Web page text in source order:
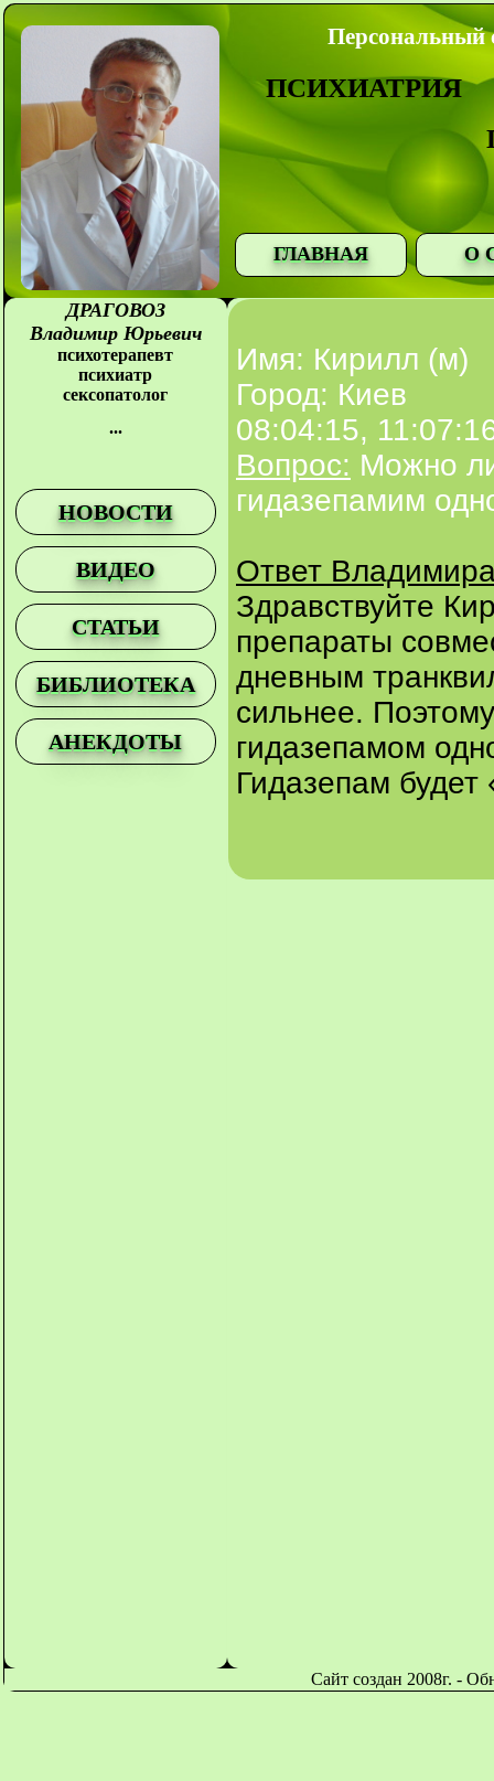
Персональный
ПСИХИАТРИЯ
ГЛАВНАЯ О
ДРАГОВОЗ
Владимир Юрьевич
психотерапевт
психиатр
сексопатолог
...
НОВОСТИ
ВИДЕО
СТАТЬИ
БИБЛИОТЕКА
АНЕКДОТЫ
Имя: Кирилл (м)
Город: Киев
08:04:15,
Вопрос: Можно
гидазепамим
Ответ
Здравствуйте
препараты
дневным
сильнее.
гидазепамом
Гидазепам будет
Сайт создан 2008г. -